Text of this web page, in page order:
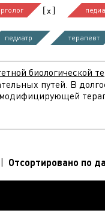
[x]
педиатр терапевт
биологической
путей. В
Отсортировано по